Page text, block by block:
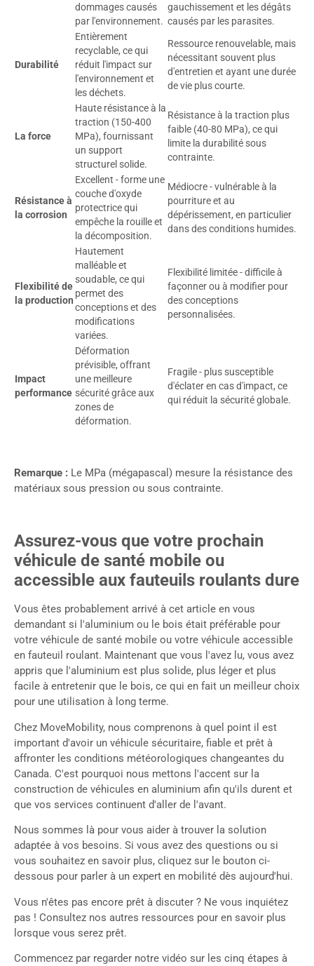
dommages causés
par l'environnement.
gauchissement et les dégâts
causés par les parasites.
Durabilité
Entièrement
recyclable, ce qui
réduit l'impact sur
l'environnement et
les déchets.
Ressource renouvelable, mais
nécessitant souvent plus
d'entretien et ayant une durée
de vie plus courte.
La force
Haute résistance à la
traction (150-400
MPa), fournissant
un support
structurel solide.
Résistance à la traction plus
faible (40-80 MPa), ce qui
limite la durabilité sous
contrainte.
Résistance à
la corrosion
Excellent - forme une
couche d'oxyde
protectrice qui
empêche la rouille et
la décomposition.
Médiocre - vulnérable à la
pourriture et au
dépérissement, en particulier
dans des conditions humides.
Flexibilité de
la production
Hautement
malléable et
soudable, ce qui
permet des
conceptions et des
modifications
variées.
Flexibilité limitée - difficile à
façonner ou à modifier pour
des conceptions
personnalisées.
Impact
performance
Déformation
prévisible, offrant
une meilleure
sécurité grâce aux
zones de
déformation.
Fragile - plus susceptible
d'éclater en cas d'impact, ce
qui réduit la sécurité globale.
Remarque : Le MPa (mégapascal) mesure la résistance des
matériaux sous pression ou sous contrainte.
Assurez-vous que votre prochain
véhicule de santé mobile ou
accessible aux fauteuils roulants dure
Vous êtes probablement arrivé à cet article en vous
demandant si l'aluminium ou le bois était préférable pour
votre véhicule de santé mobile ou votre véhicule accessible
en fauteuil roulant. Maintenant que vous l'avez lu, vous avez
appris que l'aluminium est plus solide, plus léger et plus
facile à entretenir que le bois, ce qui en fait un meilleur choix
pour une utilisation à long terme.
Chez MoveMobility, nous comprenons à quel point il est
important d'avoir un véhicule sécuritaire, fiable et prêt à
affronter les conditions météorologiques changeantes du
Canada. C'est pourquoi nous mettons l'accent sur la
construction de véhicules en aluminium afin qu'ils durent et
que vos services continuent d'aller de l'avant.
Nous sommes là pour vous aider à trouver la solution
adaptée à vos besoins. Si vous avez des questions ou si
vous souhaitez en savoir plus, cliquez sur le bouton ci-
dessous pour parler à un expert en mobilité dès aujourd'hui.
Vous n'êtes pas encore prêt à discuter ? Ne vous inquiétez
pas ! Consultez nos autres ressources pour en savoir plus
lorsque vous serez prêt.
Commencez par regarder notre vidéo sur les cinq étapes à